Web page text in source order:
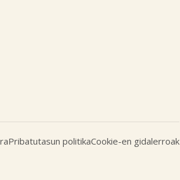
Pribatutasun politikaCookie-en gidalerroak